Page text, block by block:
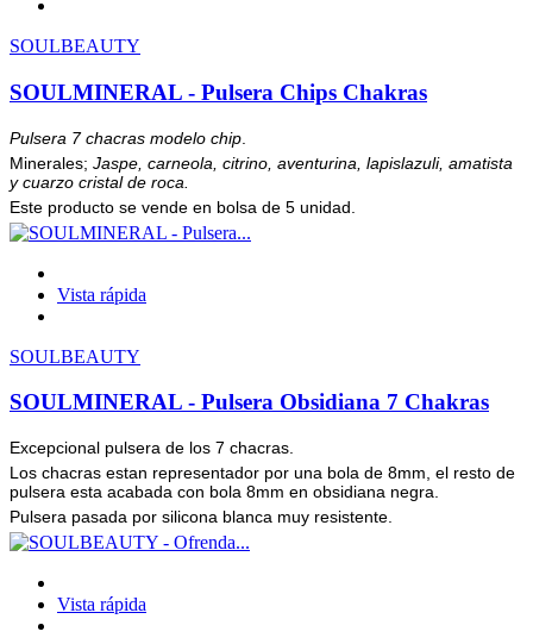
SOULBEAUTY
SOULMINERAL - Pulsera Chips Chakras
Pulsera 7 chacras modelo chip
Minerales; Jaspe, carneola, citrino, aventurina, lapislazuli, amatista
y cuarzo cristal de roca.
Este producto se vende en bolsa de 5 unidad.
Vista rápida
SOULBEAUTY
SOULMINERAL - Pulsera Obsidiana 7 Chakras
Excepcional pulsera de los 7 chacras.
Los chacras estan representador por una bola de 8mm, el resto de
pulsera esta acabada con bola 8mm en obsidiana negra.
Pulsera pasada por silicona blanca muy resistente.
Vista rápida